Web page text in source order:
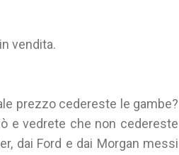
vendita.
prezzo cedereste le gambe?
e vedrete che non cedereste
dai Ford e dai Morgan messi